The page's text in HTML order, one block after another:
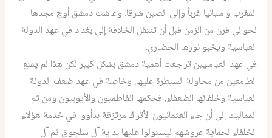
المغرب واسبانيا غرباً وإلى الصين شرقا. وعاشت دمشق أوج مجدها
لحوالي قرن من الزمن قبل أن تنتقل الخلافة إلى بغداد في عهد الدولة
العباسية ويخبو نورها الحضاري.
في عهد العباسيين تراجعت أهمية دمشق بشكل كبير لكن هذا لم يمنع
الطامعين من محاولة السيطرة عليها. وخاصة في عهد ضعف الدولة
العباسية وخلفائها الضعفاء. فحكمها الفاطميون والأيوبيون ومن ثم
المماليك إلى أن جاء العثمانيون الأتراك مرتزقة بدأووا في خدمة هؤلاء
الخلفاء لحماية عروشهم ليستولوا عليها بداية آل سلجوق ثم آل